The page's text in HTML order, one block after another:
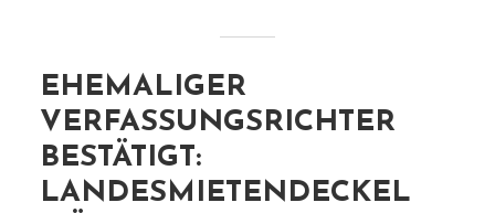
EHEMALIGER
VERFASSUNGSRICHTER
BESTÄTIGT:
LANDESMIETENDECKEL